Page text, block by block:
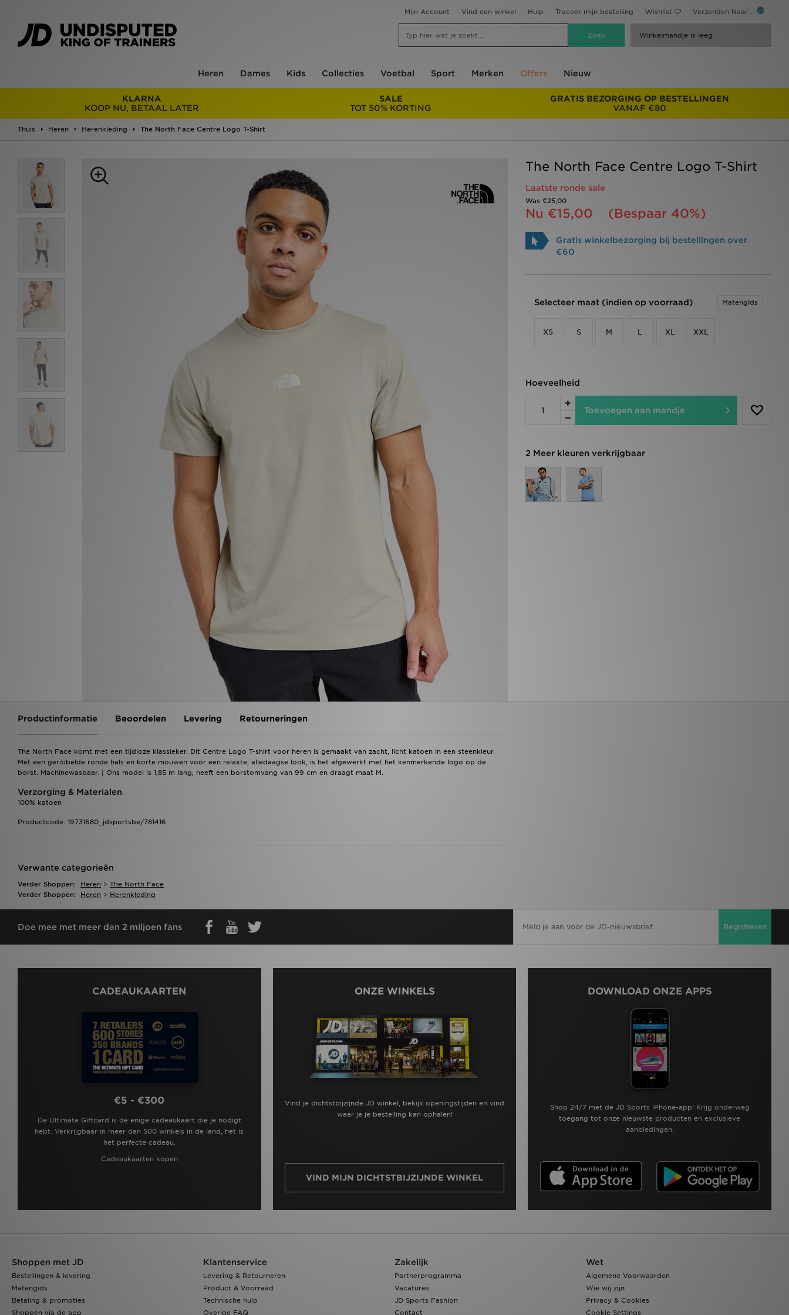
Mijn Account Vind een winkel Hulp Traceer mijn bestelling Wishlist Verzenden Naar...
Winkelmandje is leeg
Heren Dames Kids Collecties Voetbal Sport Merken Offers Nieuw
KLARNA
KOOP NU, BETAAL LATER
SALE
TOT 50% KORTING
GRATIS BEZORGING OP BESTELLINGEN
VANAF €80
Thuis Heren Herenkleding The North Face Centre Logo T-Shirt
The North Face Centre Logo T-Shirt
Laatste ronde sale
Was €25,00
Nu €15,00 (Bespaar 40%)
Gratis winkelbezorging bij bestellingen over
€60
Selecteer maat (indien op voorraad) Matengids
XS S M L XL XXL
Hoeveelheid
Toevoegen aan mandje
2 Meer kleuren verkrijgbaar
Productinformatie Beoordelen Levering Retourneringen
The North Face komt met een tijdloze klassieker. Dit Centre Logo T-shirt voor heren is gemaakt van zacht, licht katoen in een steenkleur.
Met een geribbelde ronde hals en korte mouwen voor een relaxte, alledaagse look, is het afgewerkt met het kenmerkende logo op de
borst. Machinewasbaar. | Ons model is 1,85 m lang, heeft een borstomvang van 99 cm en draagt maat M.
Verzorging & Materialen
100% katoen
Productcode: 19731680_jdsportsbe/781416
Verwante categorieën
Verder Shoppen: Heren > The North Face
Verder Shoppen:
Heren > Herenkleding
Doe mee met meer dan 2 miljoen fans Registreren
CADEAUKAARTEN
€5 - €300
De Ultimate Giftcard is de enige cadeaukaart die je nodigt
hebt. Verkrijgbaar in meer dan 500 winkels in de land, het is
het perfecte cadeau.
Cadeaukaarten kopen
ONZE WINKELS
Vind je dichtstbijzijnde JD winkel, bekijk openingstijden en vind
waar je je bestelling kan ophalen!
VIND MIJN DICHTSTBIJZIJNDE WINKEL
DOWNLOAD ONZE APPS
Shop 24/7 met de JD Sports iPhone-app! Krijg onderweg
toegang tot onze nieuwste producten en exclusieve
aanbiedingen.
Shoppen met JD
Bestellingen & levering
Matengids
Betaling & promoties
Shoppen via de app
Klantenservice
Levering & Retourneren
Product & Voorraad
Technische hulp
Overige FAQ
Zakelijk
Partnerprogramma
Vacatures
JD Sports Fashion
Contact
Wet
Algemene Voorwaarden
Wie wij zijn
Privacy & Cookies
Cookie Settings